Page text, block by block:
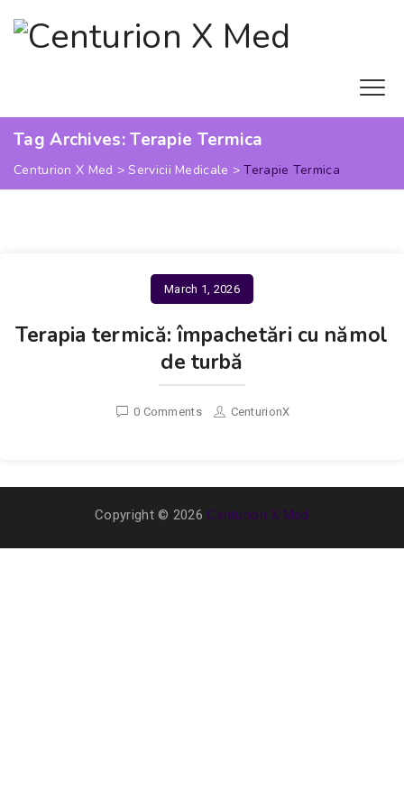
Tag Archives:Terapie Termica
Centurion X Med >Servicii Medicale >Terapie Termica
March 1, 2026
Terapia termică: împachetări cu nămol
de turbă
0 Comments CenturionX
Copyright © 2026 Centurion X Med